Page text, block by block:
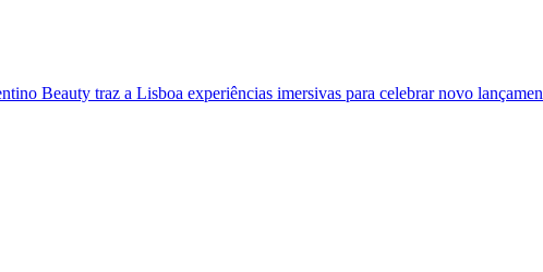
Beauty traz a Lisboa experiências imersivas para celebrar novo